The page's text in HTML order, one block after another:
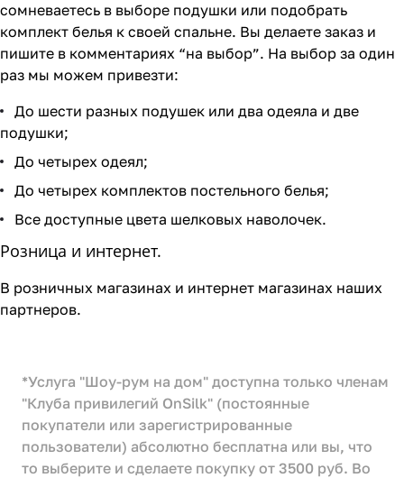
сомневаетесь в выборе подушки или подобрать
комплект белья к своей спальне. Вы делаете заказ и
пишите в комментариях “на выбор”. На выбор за один
раз мы можем привезти:
До шести разных подушек или два одеяла и две
подушки;
До четырех одеял;
До четырех комплектов постельного белья;
Все доступные цвета шелковых наволочек.
Розница и интернет.
В розничных магазинах и интернет магазинах наших
партнеров.
*Услуга "Шоу-рум на дом" доступна только членам
"Клуба привилегий OnSilk" (постоянные
покупатели или зарегистрированные
пользователи) абсолютно бесплатна или вы, что
то выберите и сделаете покупку от 3500 руб. Во